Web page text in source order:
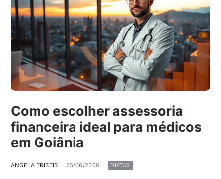
Como escolher assessoria
financeira ideal para médicos
em Goiânia
ANGELA TRISTIS 25/06/2026 DIETAS